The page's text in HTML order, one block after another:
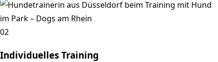
02
Individuelles Training